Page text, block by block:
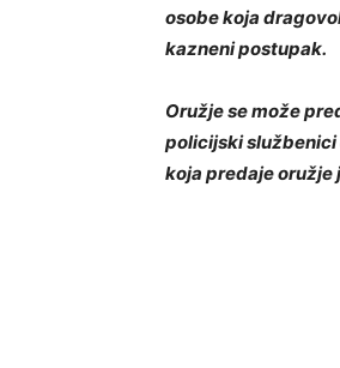
osobe koja
kazneni postupak.
Oružje se može
policijski službenici
koja predaje oružje